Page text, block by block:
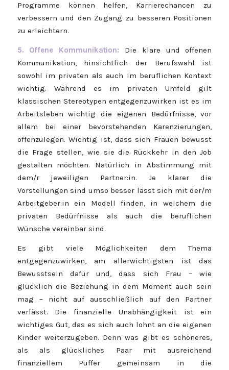
Programme können helfen, Karrierechancen zu
verbessern und den Zugang zu besseren Positionen
zu erleichtern.
5. Offene Kommunikation: Die klare und offenen
Kommunikation, hinsichtlich der Berufswahl ist
sowohl im privaten als auch im beruflichen Kontext
wichtig. Während es im privaten Umfeld gilt
klassischen Stereotypen entgegenzuwirken ist es im
Arbeitsleben wichtig die eigenen Bedürfnisse, vor
allem bei einer bevorstehenden Karenzierungen,
offenzulegen. Wichtig ist, dass sich Frauen bewusst
die Frage stellen, wie sie die Rückkehr in den Job
gestalten möchten. Natürlich in Abstimmung mit
dem/r jeweiligen Partner:in. Je klarer die
Vorstellungen sind umso besser lässt sich mit der/m
Arbeitgeber:in ein Modell finden, in welchem die
privaten Bedürfnisse als auch die beruflichen
Wünsche vereinbar sind.
Es gibt viele Möglichkeiten dem Thema
entgegenzuwirken, am allerwichtigsten ist das
Bewusstsein dafür und, dass sich Frau – wie
glücklich die Beziehung in dem Moment auch sein
mag – nicht auf ausschließlich auf den Partner
verlässt. Die finanzielle Unabhängigkeit ist ein
wichtiges Gut, das es sich auch lohnt an die eigenen
Kinder weiterzugeben. Denn was gibt es schöneres,
als als glückliches Paar mit ausreichend
finanziellem Puffer gemeinsam in die